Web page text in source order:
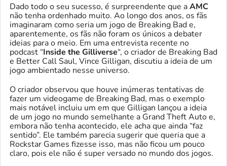
Dado todo o seu sucesso, é surpreendente que aAMC
não tenha ordenhado muito. Ao longo dos anos, os fãs
imaginaram como seria um jogo de Breaking Bad e,
aparentemente, os fãs não foram os únicos a debater
ideias para o meio. Em uma entrevista recente no
podcast “Inside the Gilliverse“, o criador de Breaking Bad
e Better Call Saul, Vince Gilligan, discutiu a ideia de um
jogo ambientado nesse universo.
O criador observou que houve inúmeras tentativas de
fazer um videogame de Breaking Bad, mas o exemplo
mais notável incluiu um em que Gilligan lançou a ideia
de um jogo no mundo semelhante a Grand Theft Auto e,
embora não tenha acontecido, ele acha que ainda “faz
sentido”. Ele também parecia sugerir que queria que a
Rockstar Games fizesse isso, mas não ficou um pouco
claro, pois ele não é super versado no mundo dos jogos.